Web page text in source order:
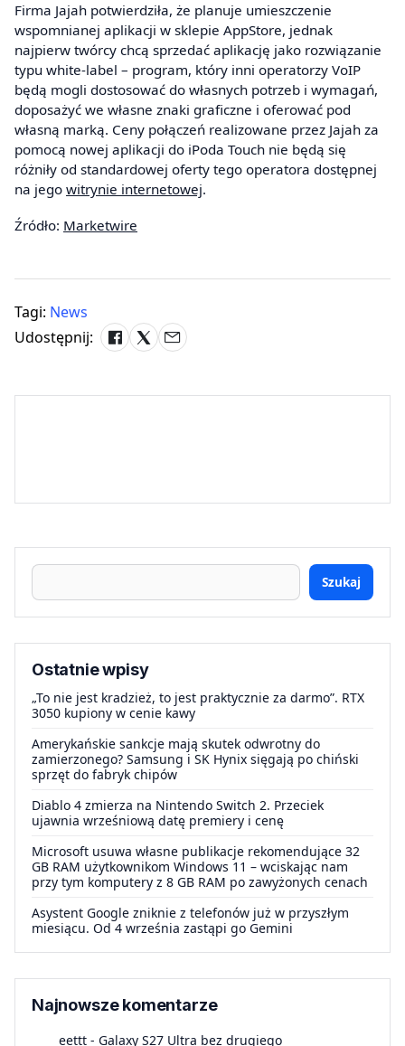
Firma Jajah potwierdziła, że planuje umieszczenie
wspomnianej aplikacji w sklepie AppStore, jednak
najpierw twórcy chcą sprzedać aplikację jako rozwiązanie
typu white-label – program, który inni operatorzy VoIP
będą mogli dostosować do własnych potrzeb i wymagań,
doposażyć we własne znaki graficzne i oferować pod
własną marką. Ceny połączeń realizowane przez Jajah za
pomocą nowej aplikacji do iPoda Touch nie będą się
różniły od standardowej oferty tego operatora dostępnej
na jego witrynie internetowej.
Źródło: Marketwire
Tagi: News
Udostępnij:
Szukaj
Ostatnie wpisy
„To nie jest kradzież, to jest praktycznie za darmo”. RTX
3050 kupiony w cenie kawy
Amerykańskie sankcje mają skutek odwrotny do
zamierzonego? Samsung i SK Hynix sięgają po chiński
sprzęt do fabryk chipów
Diablo 4 zmierza na Nintendo Switch 2. Przeciek
ujawnia wrześniową datę premiery i cenę
Microsoft usuwa własne publikacje rekomendujące 32
GB RAM użytkownikom Windows 11 – wciskając nam
przy tym komputery z 8 GB RAM po zawyżonych cenach
Asystent Google zniknie z telefonów już w przyszłym
miesiącu. Od 4 września zastąpi go Gemini
Najnowsze komentarze
eettt - Galaxy S27 Ultra bez drugiego